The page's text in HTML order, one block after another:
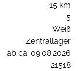
15 km
5
Weiß
Zentrallager
ab ca. 09.08.2026
21518